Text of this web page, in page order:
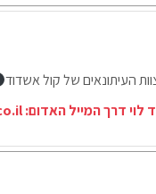
העיתונאים של קול אשדוד
לוי דרך המייל האדום: